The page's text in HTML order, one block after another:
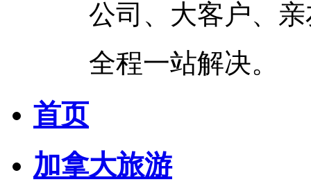
公司、大客户、
全程一站解决。
首页
加拿大旅游